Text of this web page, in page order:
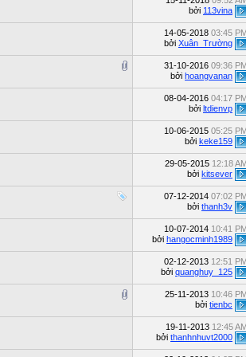
bởi 113vina
14-05-2018 03:45
bởi Xuân_Trường
31-10-2016 09:36
bởi hoangvanan
08-04-2016 04:17
bởi ltdienvp
10-06-2015 05:25
bởi keke159
29-05-2015 12:18
bởi kitsever
07-12-2014 07:02
bởi thanh3v
10-07-2014 10:41
bởi hangocminh1989
02-12-2013 12:51
bởi quanghuy_125
25-11-2013 10:46
bởi tienbc
19-11-2013 12:45
bởi thanhnhuvt2000